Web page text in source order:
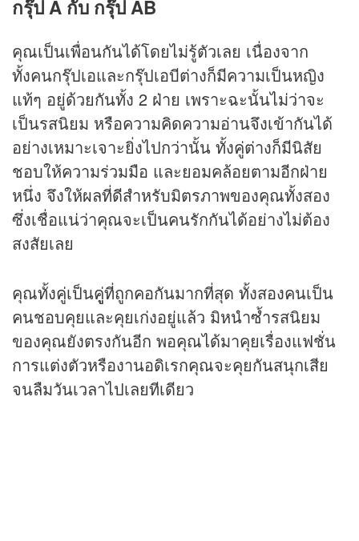
กรุ๊ป A กับ กรุ๊ป AB
คุณเป็นเพื่อนกันได้โดยไม่รู้ตัวเลย เนื่องจาก
ทั้งคนกรุ๊ปเอและกรุ๊ปเอบีต่างก็มีความเป็นหญิง
แท้ๆ อยู่ด้วยกันทั้ง 2 ฝ่าย เพราะฉะนั้นไม่ว่าจะ
เป็นรสนิยม หรือความคิดความอ่านจึงเข้ากันได้
อย่างเหมาะเจาะยิ่งไปกว่านั้น ทั้งคู่ต่างก็มีนิสัย
ชอบให้ความร่วมมือ และยอมคล้อยตามอีกฝ่าย
หนึ่ง จึงให้ผลที่ดีสำหรับมิตรภาพของคุณทั้งสอง
ซึ่งเชื่อแน่ว่าคุณจะเป็นคนรักกันได้อย่างไม่ต้อง
สงสัยเลย
คุณทั้งคู่เป็นคูู่ที่ถูกคอกันมากที่สุด ทั้งสองคนเป็น
คนชอบคุยและคุยเก่งอยู่แล้ว มิหนำซ้ำรสนิยม
ของคุณยังตรงกันอีก พอคุณได้มาคุยเรื่องแฟชั่น
การแต่งตัวหรืองานอดิเรกคุณจะคุยกันสนุกเสีย
จนลืมวันเวลาไปเลยทีเดียว